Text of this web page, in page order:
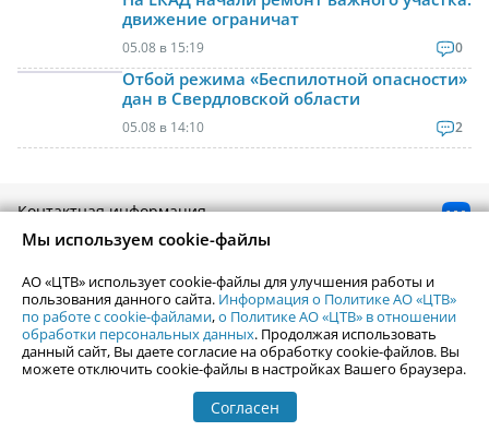
движение ограничат
05.08 в 15:19 0
Отбой режима «Беспилотной опасности»
дан в Свердловской области
05.08 в 14:10 2
Контактная информация
Реклама на Uralweb
webmaster@uralweb.ru
Новости Екатеринбурга
Статьи
Погода в Екатеринбурге
Афиша
Кино
Телепрограмма
Гастроли
События Екатеринбурга
Мы используем cookie-файлы
АО «ЦТВ» использует cookie-файлы для улучшения работы и
пользования данного сайта. Информация о Политике АО «ЦТВ»
по работе с cookie-файлами,о Политике АО «ЦТВ» в отношении
обработки персональных данных. Продолжая использовать
данный сайт, Вы даете согласие на обработку cookie-файлов. Вы
можете отключить cookie-файлы в настройках Вашего браузера.
Согласен